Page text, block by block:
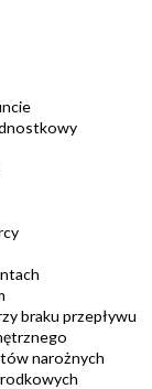
braku przepływu
narożnych